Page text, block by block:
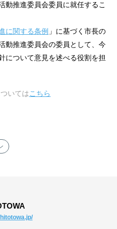
動推進委員会委員に就任するこ
に関する条例 」に基づく市長の
動推進委員会の委員として、今
について意見を述べる役割を担
いてはこちら